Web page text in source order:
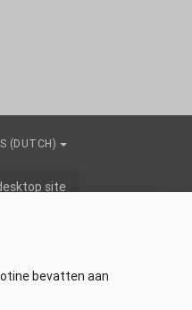
(DUTCH)
site
bevatten aan